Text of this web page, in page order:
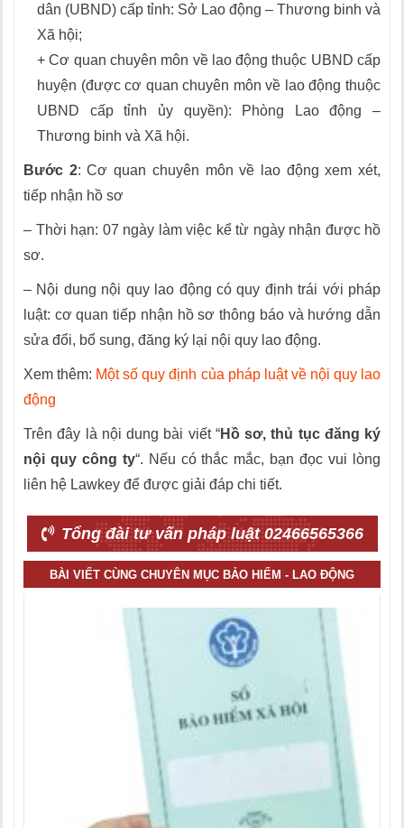
dân (UBND) cấp tỉnh: Sở Lao động – Thương binh và
Xã hội;
+ Cơ quan chuyên môn về lao động thuộc UBND cấp
huyện (được cơ quan chuyên môn về lao động thuộc
UBND cấp tỉnh ủy quyền): Phòng Lao động –
Thương binh và Xã hội.
Bước 2: Cơ quan chuyên môn về lao động xem xét,
tiếp nhận hồ sơ
– Thời hạn: 07 ngày làm việc kể từ ngày nhận được hồ
sơ.
– Nội dung nội quy lao động có quy định trái với pháp
luật: cơ quan tiếp nhận hồ sơ thông báo và hướng dẫn
sửa đổi, bổ sung, đăng ký lại nội quy lao động.
Xem thêm: Một số quy định của pháp luật về nội quy lao
động
Trên đây là nội dung bài viết “Hồ sơ, thủ tục đăng ký
nội quy công ty“. Nếu có thắc mắc, bạn đọc vui lòng
liên hệ Lawkey để được giải đáp chi tiết.
Tổng đài tư vấn pháp luật 02466565366
BÀI VIẾT CÙNG CHUYÊN MỤC BẢO HIỂM - LAO ĐỘNG